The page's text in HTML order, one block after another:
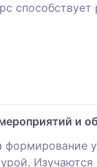
и
формирование
Изучаются